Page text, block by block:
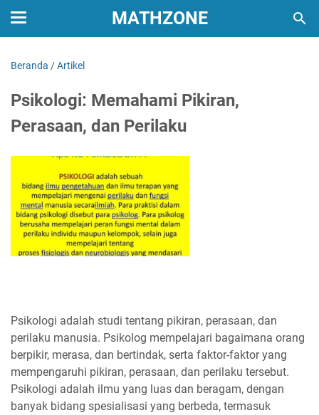
MATHZONE
Beranda /Artikel
Psikologi: Memahami Pikiran,
Perasaan, dan Perilaku
Psikologi adalah studi tentang pikiran, perasaan, dan
perilaku manusia. Psikolog mempelajari bagaimana orang
berpikir, merasa, dan bertindak, serta faktor-faktor yang
mempengaruhi pikiran, perasaan, dan perilaku tersebut.
Psikologi adalah ilmu yang luas dan beragam, dengan
banyak bidang spesialisasi yang berbeda, termasuk